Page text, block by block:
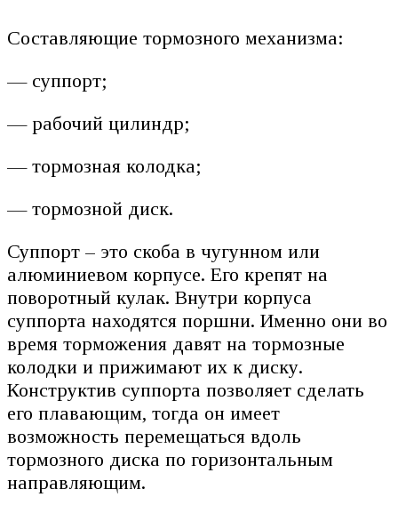
Составляющие тормозного механизма:
— суппорт;
— рабочий цилиндр;
— тормозная колодка;
— тормозной диск.
Суппорт – это скоба в чугунном или
алюминиевом корпусе. Его крепят на
поворотный кулак. Внутри корпуса
суппорта находятся поршни. Именно они во
время торможения давят на тормозные
колодки и прижимают их к диску.
Конструктив суппорта позволяет сделать
его плавающим, тогда он имеет
возможность перемещаться вдоль
тормозного диска по горизонтальным
направляющим.